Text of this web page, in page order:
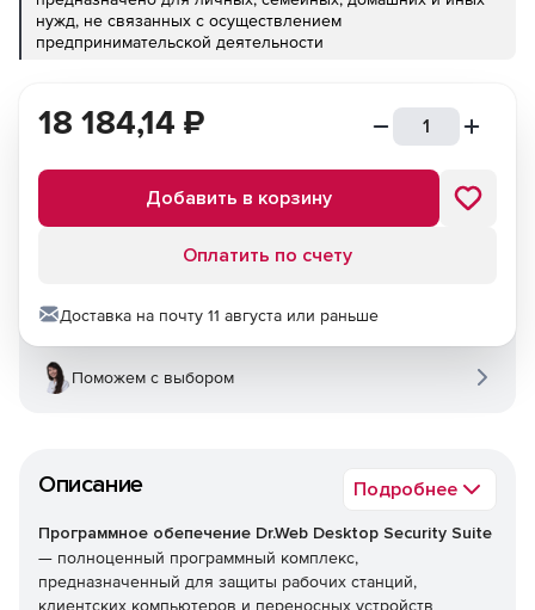
нужд, не связанных с осуществлением
предпринимательской деятельности
Описание Подробнее
Программное обепечение Dr.Web Desktop Security Suite
— полноценный программный комплекс,
предназначенный для защиты рабочих станций,
клиентских компьютеров и переносных устройств
18 184,14 ₽
Добавить в корзину
Оплатить по счету
Доставка на почту 11 августа или раньше
Поможем с выбором